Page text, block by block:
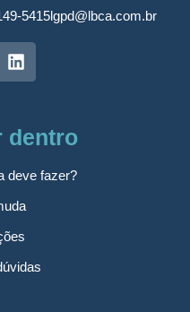
5415lgpd@lbca.com.br
dentro
deve fazer?